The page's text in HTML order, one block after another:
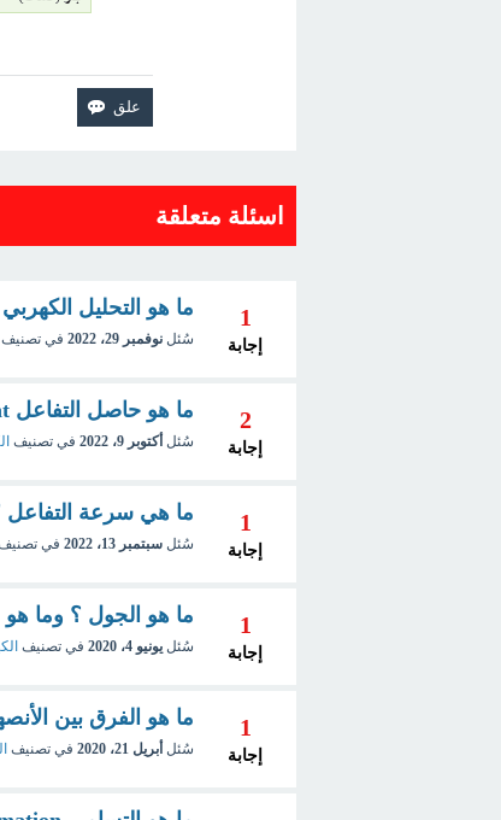
اسئلة متعلقة
1
إجابة
ما هو التحليل
سُئل نوفمبر 29، 2022 في تصنيف
2
إجابة
ما هو حاصل التفاعل Reaction Quotient ؟ وكيف يتم حسابه؟
سُئل أكتوبر 9، 2022 في تصنيف
1
إجابة
ما هي سرعة
سُئل سبتمبر 13، 2022 في
1
إجابة
ما هو الجول ؟ وما هو
سُئل يونيو 4، 2020 في تصنيف
1
إجابة
ما هو الفرق بين
سُئل أبريل 21، 2020 في تصنيف